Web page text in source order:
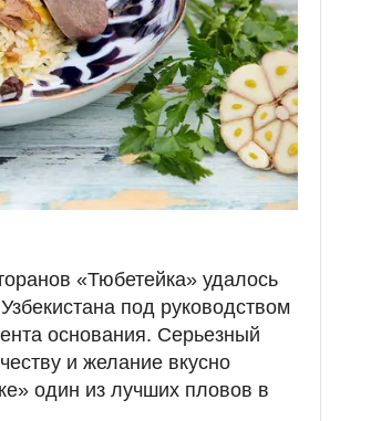
«Тюбетейка» удалось
под руководством
основания. Серьезный
и желание вкусно
один из лучших пловов в